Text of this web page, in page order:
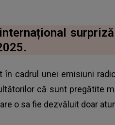
în cadrul unei emisiuni
că sunt pregătite
o sa fie dezvăluit doar